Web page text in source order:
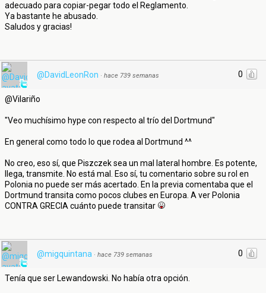
adecuado para copiar-pegar todo el Reglamento.
Ya bastante he abusado.
Saludos y gracias!
0
@DavidLeonRon · hace 739 semanas
@Vilariño
"Veo muchísimo hype con respecto al trío del Dortmund"
En general como todo lo que rodea al Dortmund ^^
No creo, eso sí, que Piszczek sea un mal lateral hombre. Es potente,
llega, transmite. No está mal. Eso sí, tu comentario sobre su rol en
Polonia no puede ser más acertado. En la previa comentaba que el
Dortmund transita como pocos clubes en Europa. A ver Polonia
CONTRA GRECIA cuánto puede transitar
0
@migquintana · hace 739 semanas
Tenía que ser Lewandowski. No había otra opción.